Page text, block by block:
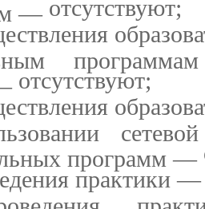
— отсутствуют;
программам
отсутствуют;
программ —
практики